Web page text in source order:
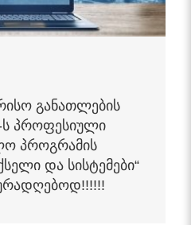
განათლების
ს პროფესიული
პროგრამის
და სისტემები“